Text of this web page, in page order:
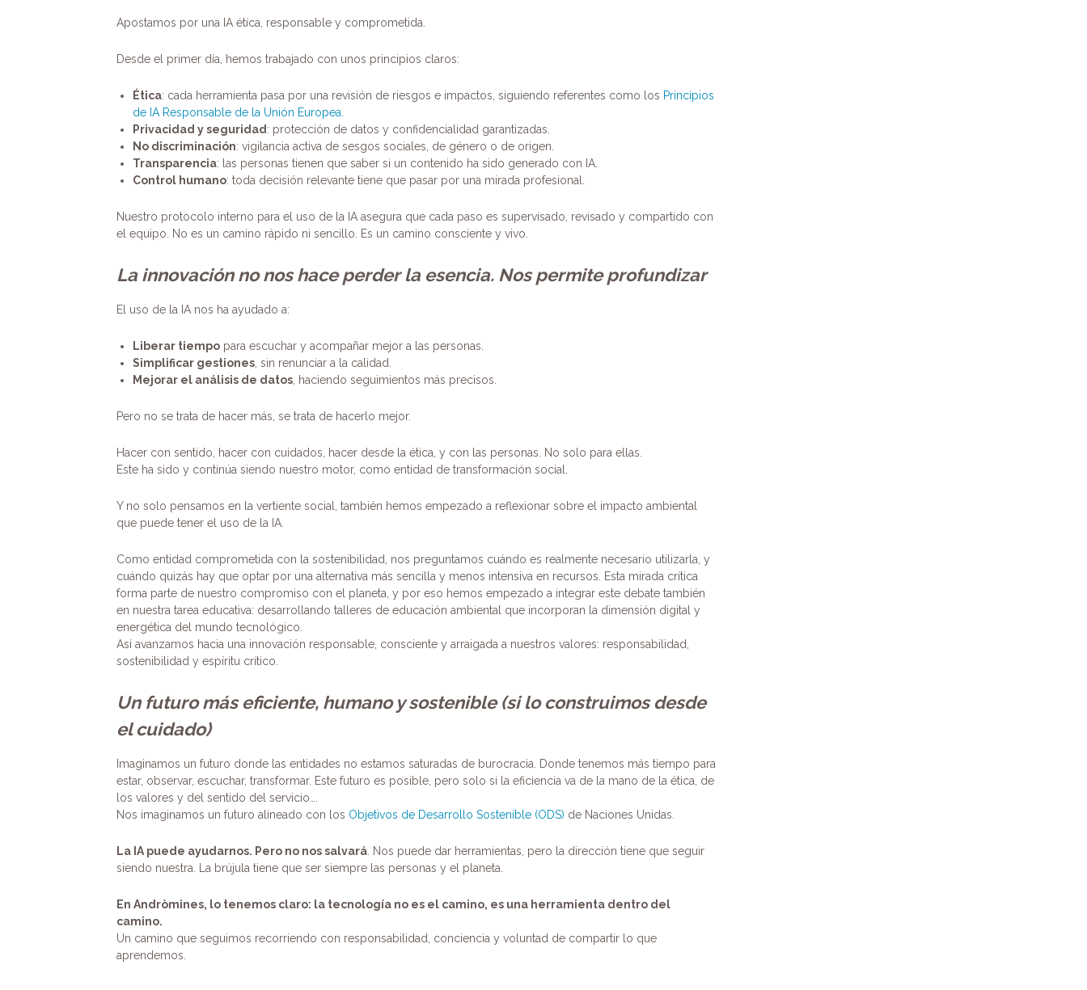
Apostamos por una IA ética, responsable y comprometida.
Desde el primer día, hemos trabajado con unos principios claros:
Ética: cada herramienta pasa por una revisión de riesgos e impactos, siguiendo referentes como los Principios
de IA Responsable de la Unión Europea.
Privacidad y seguridad : protección de datos y confidencialidad garantizadas.
No discriminación: vigilancia activa de sesgos sociales, de género o de origen.
Transparencia: las personas tienen que saber si un contenido ha sido generado con IA.
Control humano: toda decisión relevante tiene que pasar por una mirada profesional.
Nuestro protocolo interno para el uso de la IA asegura que cada paso es supervisado, revisado y compartido con
el equipo. No es un camino rápido ni sencillo. Es un camino consciente y vivo.
La innovación no nos hace perder la esencia. Nos permite profundizar
El uso de la IA nos ha ayudado a:
Liberar tiempopara escuchar y acompañar mejor a las personas.
Simplificar gestiones, sin renunciar a la calidad.
Mejorar el análisis de datos, haciendo seguimientos más precisos.
Pero no se trata de hacer más, se trata de hacerlo mejor.
Hacer con sentido, hacer con cuidados, hacer desde la ética, y con las personas. No solo para ellas.
Este ha sido y continúa siendo nuestro motor, como entidad de transformación social.
Y no solo pensamos en la vertiente social, también hemos empezado a reflexionar sobre el impacto ambiental
que puede tener el uso de la IA.
Como entidad comprometida con la sostenibilidad, nos preguntamos cuándo es realmente necesario utilizarla, y
cuándo quizás hay que optar por una alternativa más sencilla y menos intensiva en recursos. Esta mirada crítica
forma parte de nuestro compromiso con el planeta, y por eso hemos empezado a integrar este debate también
en nuestra tarea educativa: desarrollando talleres de educación ambiental que incorporan la dimensión digital y
energética del mundo tecnológico.
Así avanzamos hacia una innovación responsable, consciente y arraigada a nuestros valores: responsabilidad,
sostenibilidad y espíritu crítico.
Un futuro más eficiente, humano y sostenible (si lo construimos desde
el cuidado)
Imaginamos un futuro donde las entidades no estamos saturadas de burocracia. Donde tenemos más tiempo para
estar, observar, escuchar, transformar. Este futuro es posible, pero solo si la eficiencia va de la mano de la ética, de
los valores y del sentido del servicio….
Nos imaginamos un futuro alineado con los Objetivos de Desarrollo Sostenible (ODS) de Naciones Unidas.
La IA puede ayudarnos. Pero no nos salvará. Nos puede dar herramientas, pero la dirección tiene que seguir
siendo nuestra. La brújula tiene que ser siempre las personas y el planeta.
En Andròmines, lo tenemos claro: la tecnología no es el camino, es una herramienta dentro del
camino.
Un camino que seguimos recorriendo con responsabilidad, conciencia y voluntad de compartir lo que
aprendemos.